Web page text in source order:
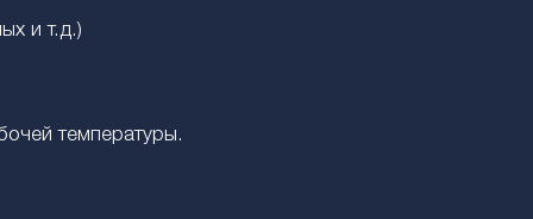
и т.д.)
температуры.